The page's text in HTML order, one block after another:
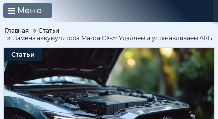
Меню
Главная
Статьи
Замена аккумулятора Mazda CX-5: Удаляем и устанавливаем АКБ
Статьи